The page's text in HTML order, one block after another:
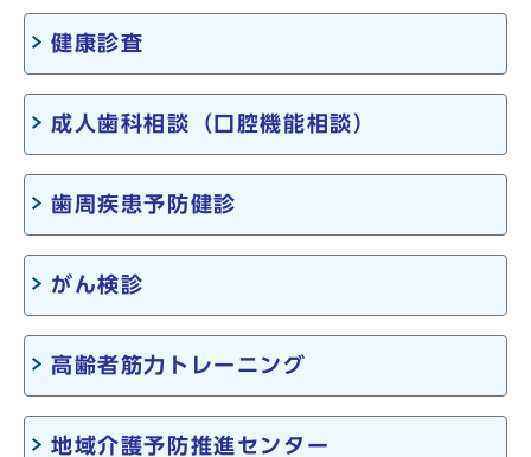
健康診査
成人歯科相談（口腔機能相談）
歯周疾患予防健診
がん検診
高齢者筋力トレーニング
地域介護予防推進センター